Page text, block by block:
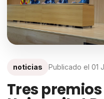
noticias Publicado el 01
Tres